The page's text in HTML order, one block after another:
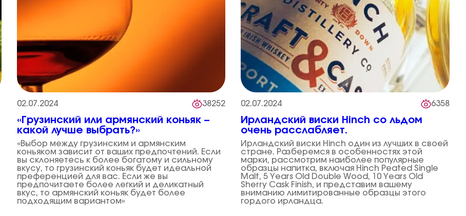
02.07.2024 38252
«Грузинский или армянский коньяк –
какой лучше выбрать?»
«Выбор между грузинским и армянским
коньяком зависит от ваших предпочтений. Если
вы склоняетесь к более богатому и сильному
вкусу, то грузинский коньяк будет идеальной
преференцией для вас. Если же вы
предпочитаете более легкий и деликатный
вкус, то армянский коньяк будет более
подходящим вариантом»
02.07.2024 6358
Ирландский виски Hinch со льдом
очень расслабляет.
Ирландский виски Hinch один из лучших в своей
стране. Разберемся в особенностях этой
марки, рассмотрим наиболее популярные
образцы напитка, включая Hinch Peated Single
Malt, 5 Years Old Double Wood, 10 Years Old
Sherry Cask Finish, и представим вашему
вниманию лимитированные образцы этого
гордого ирландца.